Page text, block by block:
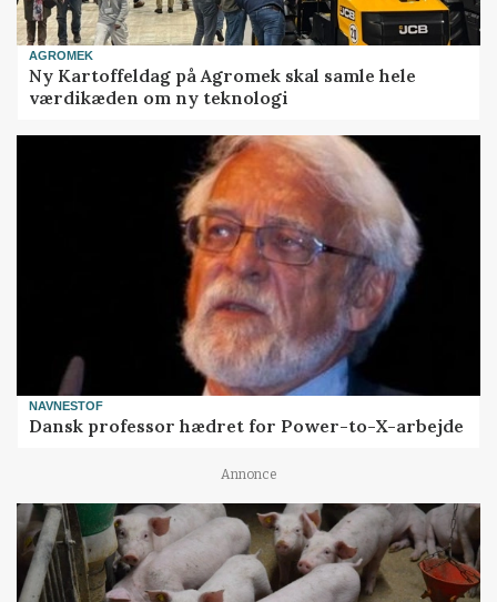
AGROMEK
Ny Kartoffeldag på Agromek skal samle hele
værdikæden om ny teknologi
NAVNESTOF
Dansk professor hædret for Power-to-X-arbejde
Annonce